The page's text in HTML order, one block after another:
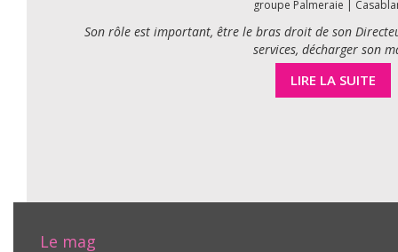
groupe Palmeraie |
Son rôle est important, être le bras droit de son
services, décharger son
LIRE LA SUITE
Le mag